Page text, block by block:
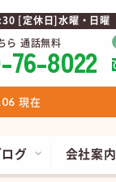
[定休日]水曜・日曜
ら 通話無料
76-8022
グ 会社案内
現在